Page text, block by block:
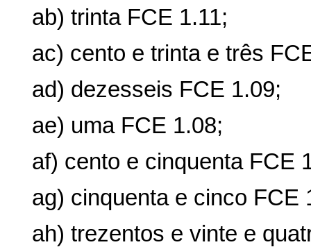
ab) trinta FCE 1.11;
ac) cento e trinta e três
ad) dezesseis FCE 1.09;
ae) uma FCE 1.08;
af) cento e cinquenta FCE
ag) cinquenta e cinco FCE
ah) trezentos e vinte e